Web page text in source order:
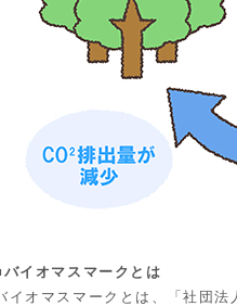
イオマスマークとは
イオマスマークとは、「社団法